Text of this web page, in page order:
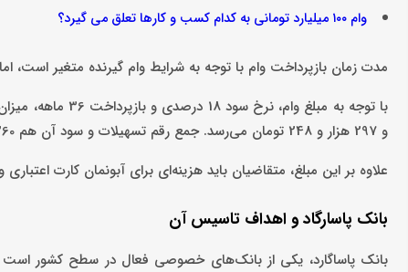
وام ۱۰۰ میلیارد تومانی به کدام کسب و کارها تعلق می گیرد؟
مدت زمان بازپرداخت وام با توجه به شرایط وام گیرنده متغیر است، اما از 36 ماه بیشتر
و 297 هزار و 248 تومان می‌رسد. جمع رقم تسهیلات و سود آن هم 260 میلیون و 297 هزار و 248 تومان خواهد شد.
علاوه بر این مبلغ، متقاضیان باید هزینه‌ای برای آبونمان کارت اعتباری و تشکیل
بانک پاسارگاد و اهداف تاسیس آن